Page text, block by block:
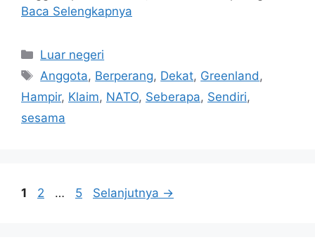
Baca Selengkapnya
Kategori
Luar negeri
Tag
Anggota, Berperang, Dekat, Greenland ,
Hampir, Klaim, NATO, Seberapa, Sendiri,
sesama
Halaman
1 Halaman
2 … Halaman
5 Selanjutnya →